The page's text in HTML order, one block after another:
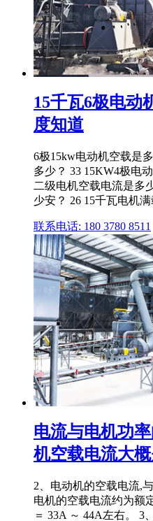
15千瓦6极电动
度知道
6极15kw电动机空载是
多少？ 33 15KW4极电
二级电机空载电流是多
少安？ 26 15千瓦电机
联系电话: 180 3780 8511
电流与电机功
机空载电流大
2、电动机的空载电流,
电机的空载电流约为额
＝ 33A ～ 44A左右。 3